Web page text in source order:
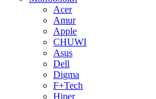
Acer
Amur
Apple
CHUWI
Asus
Dell
Digma
F+Tech
Hiper